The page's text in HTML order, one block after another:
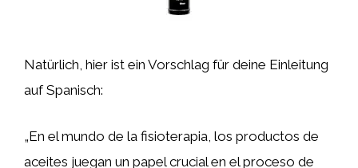
Natürlich, hier ist ein Vorschlag für deine Einleitung
auf Spanisch:
„En el mundo de la fisioterapia, los productos de
aceites juegan un papel crucial en el proceso de